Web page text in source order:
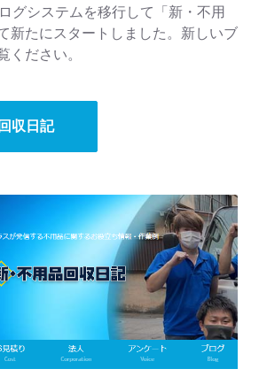
グシステムを移行して「新・不用
新たにスタートしました。新しいブ
ください。
収日記